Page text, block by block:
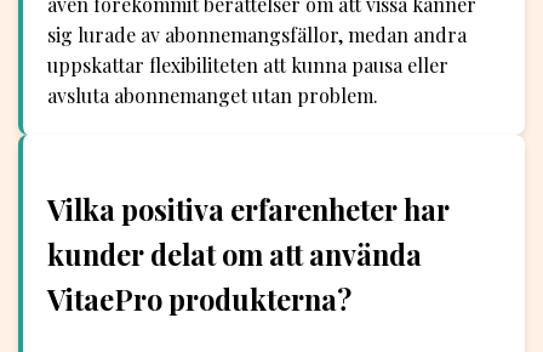
sig lurade av abonnemangsfällor, medan andra
uppskattar flexibiliteten att kunna pausa eller
avsluta abonnemanget utan problem.
Vilka positiva erfarenheter har
kunder delat om att använda
VitaePro produkterna?